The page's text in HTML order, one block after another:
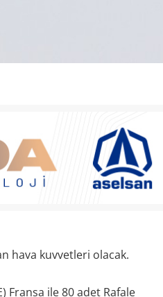
hava kuvvetleri olacak.
Fransa ile 80 adet Rafale